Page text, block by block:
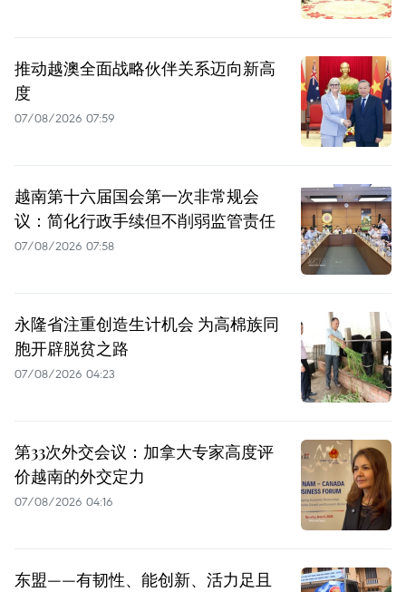
推动越澳全面战略伙伴关系迈向新高
度
07/08/2026 07:59
越南第十六届国会第一次非常规会
议：简化行政手续但不削弱监管责任
07/08/2026 07:58
永隆省注重创造生计机会 为高棉族同
胞开辟脱贫之路
07/08/2026 04:23
第33次外交会议：加拿大专家高度评
价越南的外交定力
07/08/2026 04:16
东盟——有韧性、能创新、活力足且